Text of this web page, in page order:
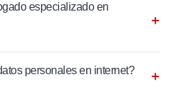
especializado en
personales en internet?